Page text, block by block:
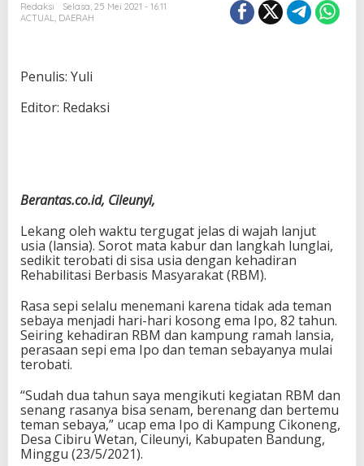
Redaksi
Selasa, 25 Mei 2021 - 16:11
ACTUAL, DAERAH
Penulis: Yuli
Editor: Redaksi
Berantas.co.id, Cileunyi,
Lekang oleh waktu tergugat jelas di wajah lanjut
usia (lansia). Sorot mata kabur dan langkah lunglai,
sedikit terobati di sisa usia dengan kehadiran
Rehabilitasi Berbasis Masyarakat (RBM).
Rasa sepi selalu menemani karena tidak ada teman
sebaya menjadi hari-hari kosong ema Ipo, 82 tahun.
Seiring kehadiran RBM dan kampung ramah lansia,
perasaan sepi ema Ipo dan teman sebayanya mulai
terobati.
“Sudah dua tahun saya mengikuti kegiatan RBM dan
senang rasanya bisa senam, berenang dan bertemu
teman sebaya,” ucap ema Ipo di Kampung Cikoneng,
Desa Cibiru Wetan, Cileunyi, Kabupaten Bandung,
Minggu (23/5/2021).